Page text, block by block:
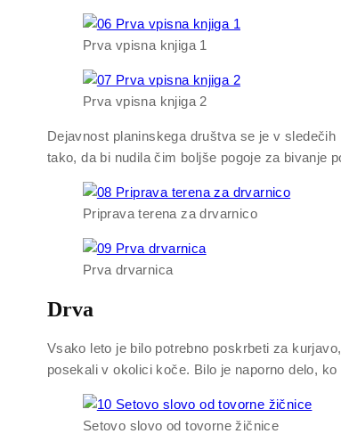
Prva vpisna knjiga 1
Prva vpisna knjiga 2
Dejavnost planinskega društva se je v
tako, da bi nudila čim boljše pogoje za bivanje
Priprava terena za drvarnico
Prva drvarnica
Drva
Vsako leto je bilo potrebno poskrbeti za
posekali v okolici koče. Bilo je naporno delo,
Setovo slovo od tovorne žičnice